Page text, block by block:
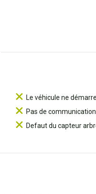
Le véhicule ne
Pas de
Defaut du capteur